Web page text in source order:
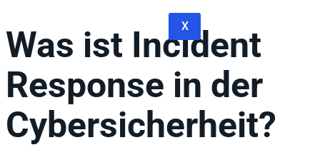
X
Was ist Incident
Response in der
Cybersicherheit?